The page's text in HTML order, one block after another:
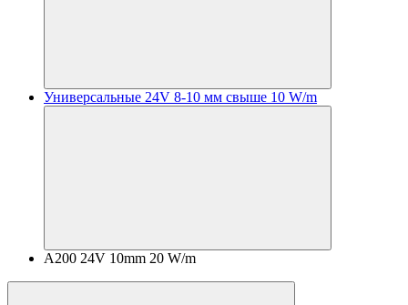
Универсальные 24V 8-10 мм свыше 10 W/m
A200 24V 10mm 20 W/m